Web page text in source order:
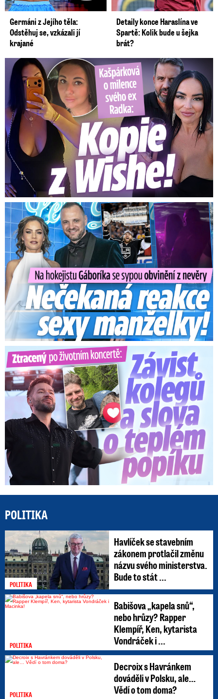
Germáni z Jejího těla:
Odstěhuj se, vzkázali jí
krajané
Detaily konce Haraslína ve
Spartě: Kolik bude u šejka
brát?
Kašpárková o milence svého ex Radka: Kopie z Wishe!
Na Gáboríka se sypou obvinění z nevěry: Reakce manželky!
Ztracený po životním koncertě: Závist kolegů a teplý popík
POLITIKA
POLITIKA
Havlíček se stavebním
zákonem protlačil změnu
názvu svého ministerstva.
Bude to stát ...
POLITIKA
Babišova „kapela snů“,
nebo hrůzy? Rapper
Klempíř, Ken, kytarista
Vondráček i ...
POLITIKA
Decroix s Havránkem
dováděli v Polsku, ale…
Vědí o tom doma?